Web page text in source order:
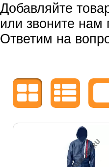
Добавляйте
или звоните
Ответим на